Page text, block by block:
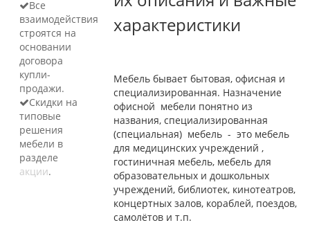
Все
взаимодействия
строятся на
основании
договора
купли-
продажи.
Скидки на
типовые
решения
мебели в
разделе
акции.
характеристики
Мебель бывает бытовая, офисная и
специализированная. Назначение
офисной мебели понятно из
названия, специализированная
(специальная) мебель - это мебель
для медицинских учреждений ,
гостиничная мебель, мебель для
образовательных и дошкольных
учреждений, библиотек, кинотеатров,
концертных залов, кораблей, поездов,
самолётов и т.п.